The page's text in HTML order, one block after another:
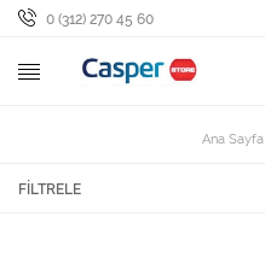
0 (312) 270 45 60
Ana Sayfa
FILTRELE